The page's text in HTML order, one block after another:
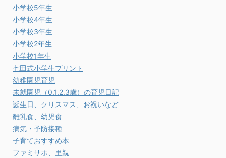
小学校5年生
小学校4年生
小学校3年生
小学校2年生
小学校1年生
七田式小学生プリント
幼稚園児育児
未就園児（0.1.2.3歳）の育児日記
誕生日、クリスマス、お祝いなど
離乳食、幼児食
病気・予防接種
子育ておすすめ本
ファミサポ、里親